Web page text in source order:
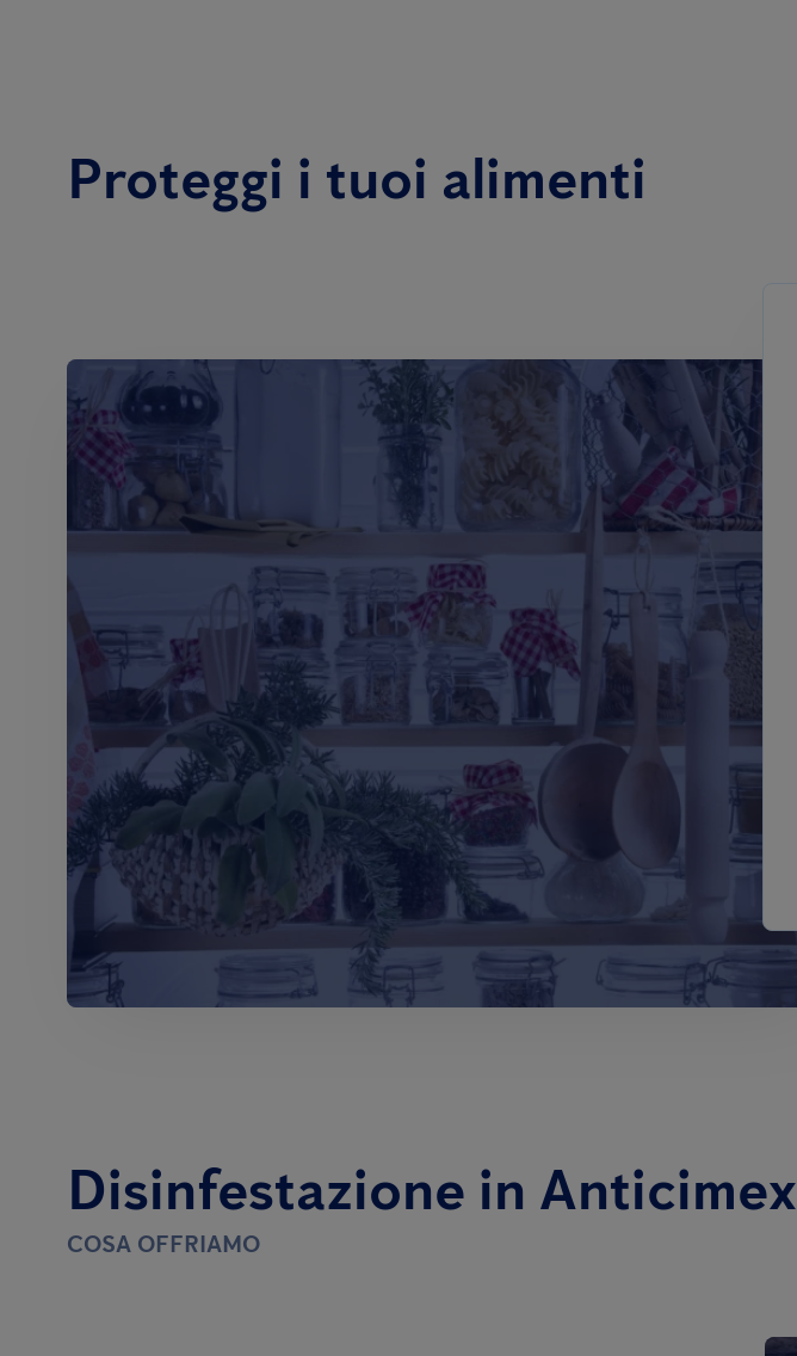
Proteggi i tuoi alimenti
Disinfestazione in Anticimex
COSA OFFRIAMO